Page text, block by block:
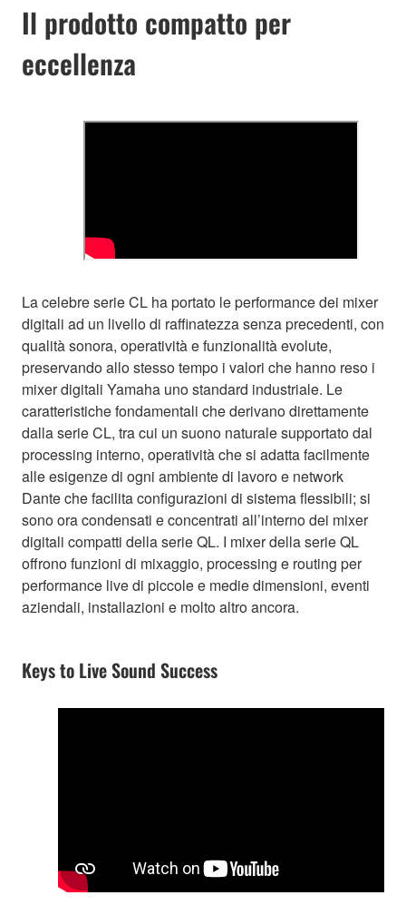
Il prodotto compatto per
eccellenza
La celebre serie CL ha portato le performance dei mixer
digitali ad un livello di raffinatezza senza precedenti, con
qualità sonora, operatività e funzionalità evolute,
preservando allo stesso tempo i valori che hanno reso i
mixer digitali Yamaha uno standard industriale. Le
caratteristiche fondamentali che derivano direttamente
dalla serie CL, tra cui un suono naturale supportato dal
processing interno, operatività che si adatta facilmente
alle esigenze di ogni ambiente di lavoro e network
Dante che facilita configurazioni di sistema flessibili; si
sono ora condensati e concentrati all’interno dei mixer
digitali compatti della serie QL. I mixer della serie QL
offrono funzioni di mixaggio, processing e routing per
performance live di piccole e medie dimensioni, eventi
aziendali, installazioni e molto altro ancora.
Keys to Live Sound Success